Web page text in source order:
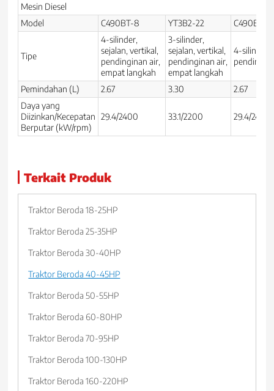
Mesin Diesel
Model
C490BT-8 YT3B2-22 C490BT-8
Tipe
4-silinder,
sejalan, vertikal,
pendinginan air,
empat langkah
3-silinder,
sejalan, vertikal,
pendinginan air,
empat langkah
4-silinder,
Pemindahan (L) 2.67 3.30
2.67
Daya yang
Diizinkan/Kecepatan
Berputar (kW/rpm)
29.4/2400 33.1/2200 29.4/2400
Terkait Produk
Traktor Beroda 18-25HP
Traktor Beroda 25-35HP
Traktor Beroda 30-40HP
Traktor Beroda 40-45HP
Traktor Beroda 50-55HP
Traktor Beroda 60-80HP
Traktor Beroda 70-95HP
Traktor Beroda 100-130HP
Traktor Beroda 160-220HP